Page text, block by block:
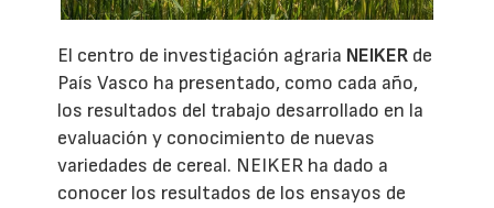
El centro de investigación agraria NEIKER de
País Vasco ha presentado, como cada año,
los resultados del trabajo desarrollado en la
evaluación y conocimiento de nuevas
variedades de cereal. NEIKER ha dado a
conocer los resultados de los ensayos de